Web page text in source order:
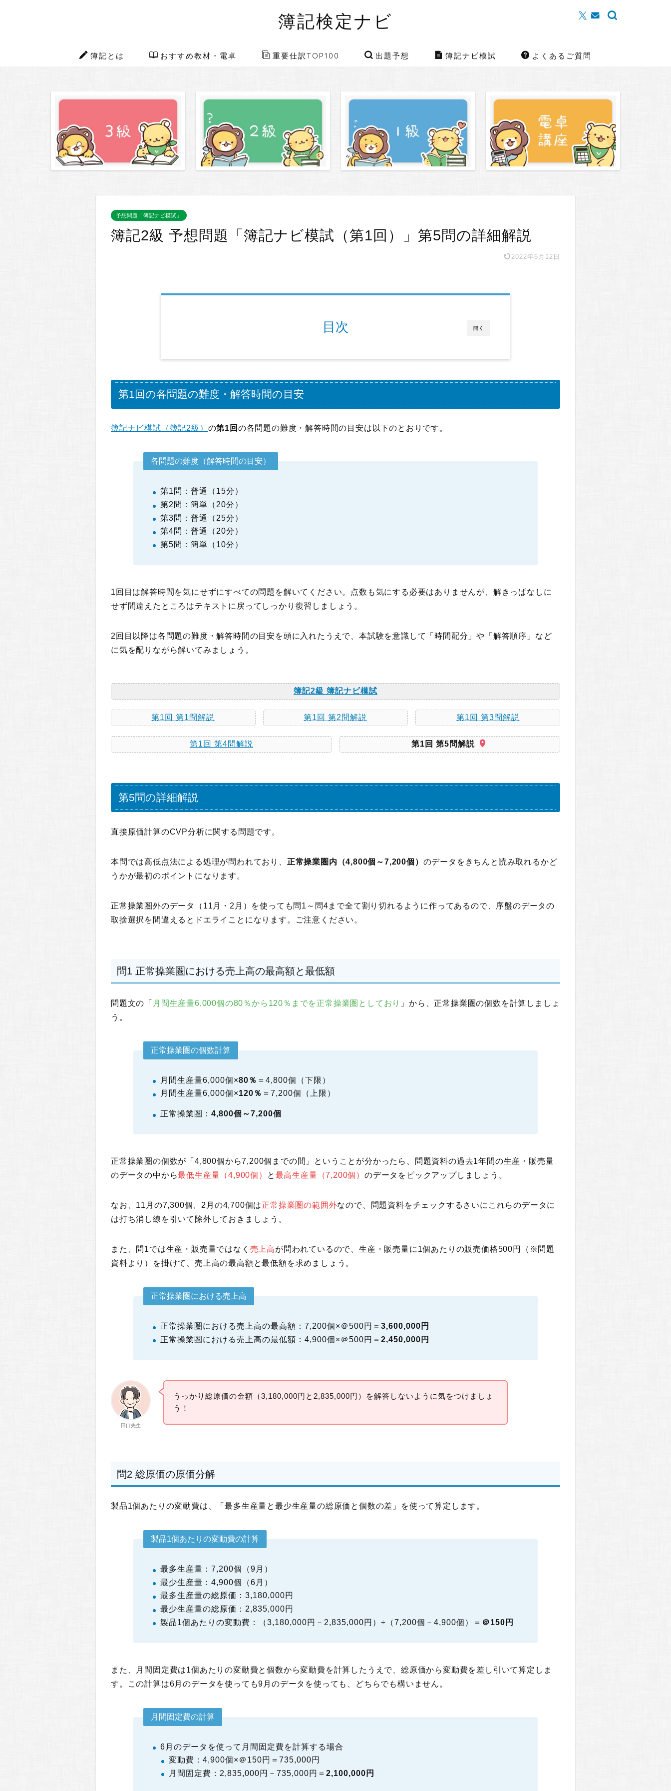
簿記検定ナビ
簿記とは おすすめ教材・電卓 重要仕訳TOP100 出題予想 簿記ナビ模試 よくあるご質問
予想問題「簿記ナビ模試」
簿記2級 予想問題「簿記ナビ模試（第1回）」第5問の詳細解説
2022年6月12日
開く
目次
第1回の各問題の難度・解答時間の目安
簿記ナビ模試（簿記2級） の第1回 の各問題の難度・解答時間の目安は以下のとおりです。
各問題の難度（解答時間の目安）
第1問：普通（15分）
第2問：簡単（20分）
第3問：普通（25分）
第4問：普通（20分）
第5問：簡単（10分）
1回目は解答時間を気にせずにすべての問題を解いてください。点数も気にする必要はありませんが、解きっぱなしに
せず間違えたところはテキストに戻ってしっかり復習しましょう。
2回目以降は各問題の難度・解答時間の目安を頭に入れたうえで、本試験を意識して「時間配分」や「解答順序」など
に気を配りながら解いてみましょう。
簿記2級 簿記ナビ模試
第1回 第1問解説 第1回 第2問解説 第1回 第3問解説
第1回 第4問解説 第1回 第5問解説
第5問の詳細解説
直接原価計算のCVP分析に関する問題です。
本問では高低点法による処理が問われており、 正常操業圏内（4,800個～7,200個） のデータをきちんと読み取れるかど
うかが最初のポイントになります。
正常操業圏外のデータ（11月・2月）を使っても問1～問4まで全て割り切れるように作ってあるので、序盤のデータの
取捨選択を間違えるとドエライことになります。ご注意ください。
問1 正常操業圏における売上高の最高額と最低額
問題文の「 月間生産量6,000個の80％から120％までを正常操業圏としており 」から、正常操業圏の個数を計算しましょ
う。
正常操業圏の個数計算
月間生産量6,000個×80％ ＝4,800個（下限）
月間生産量6,000個×120％ ＝7,200個（上限）
正常操業圏： 4,800個～7,200個
正常操業圏の個数が「4,800個から7,200個までの間」ということが分かったら、問題資料の過去1年間の生産・販売量
のデータの中から最低生産量（4,900個） と 最高生産量（7,200個）のデータをピックアップしましょう。
なお、11月の7,300個、2月の4,700個は正常操業圏の範囲外なので、問題資料をチェックするさいにこれらのデータに
は打ち消し線を引いて除外しておきましょう。
また、問1では生産・販売量ではなく 売上高が問われているので、生産・販売量に1個あたりの販売価格500円（※問題
資料より）を掛けて、売上高の最高額と最低額を求めましょう。
正常操業圏における売上高
正常操業圏における売上高の最高額：7,200個×＠500円＝ 3,600,000円
正常操業圏における売上高の最低額：4,900個×＠500円＝ 2,450,000円
田口先生
うっかり総原価の金額（3,180,000円と2,835,000円）を解答しないように気をつけましょ
う！
問2 総原価の原価分解
製品1個あたりの変動費は、「最多生産量と最少生産量の総原価と個数の差」を使って算定します。
製品1個あたりの変動費の計算
最多生産量：7,200個（9月）
最少生産量：4,900個（6月）
最多生産量の総原価：3,180,000円
最少生産量の総原価：2,835,000円
製品1個あたりの変動費：（3,180,000円－2,835,000円）÷（7,200個－4,900個）＝ ＠150円
また、月間固定費は1個あたりの変動費と個数から変動費を計算したうえで、総原価から変動費を差し引いて算定しま
す。この計算は6月のデータを使っても9月のデータを使っても、どちらでも構いません。
月間固定費の計算
6月のデータを使って月間固定費を計算する場合
変動費：4,900個×＠150円＝735,000円
月間固定費：2,835,000円－735,000円＝ 2,100,000円